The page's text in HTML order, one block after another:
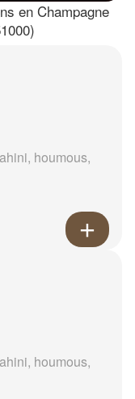
en Champagne
houmous,
houmous,